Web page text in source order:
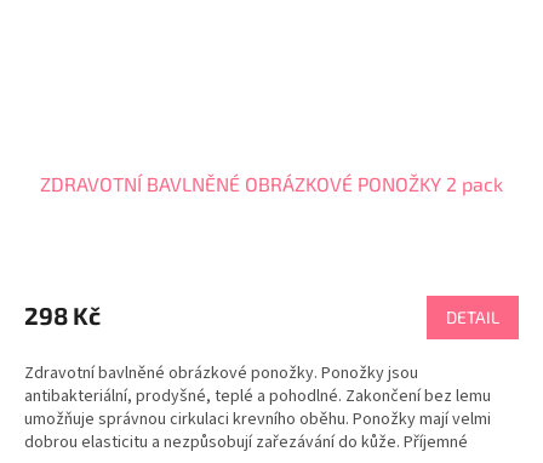
ZDRAVOTNÍ BAVLNĚNÉ OBRÁZKOVÉ PONOŽKY 2 pack
298 Kč DETAIL
Zdravotní bavlněné obrázkové ponožky. Ponožky jsou
antibakteriální, prodyšné, teplé a pohodlné. Zakončení bez lemu
umožňuje správnou cirkulaci krevního oběhu. Ponožky mají velmi
dobrou elasticitu a nezpůsobují zařezávání do kůže. Příjemné